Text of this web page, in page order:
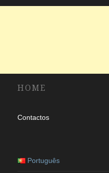
HOME
Contactos
Português